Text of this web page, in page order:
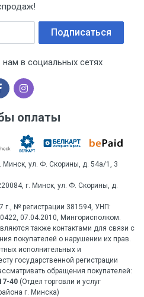
Подписаться
в социальных сетях
оплаты
Минск, ул. Ф. Скорины, д. 54а/1, 3
г. Минск, ул. Ф. Скорины, д.
г., № регистрации 381594, УНП:
07.04.2010, Мингорисполком.
также контактами для связи с
покупателей о нарушении их прав.
исполнительных и
государственной регистрации
обращения покупателей:
40 (Отдел торговли и услуг
г. Минска)